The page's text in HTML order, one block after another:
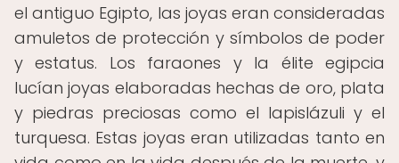
el antiguo Egipto, las joyas eran consideradas
amuletos de protección y símbolos de poder
y estatus. Los faraones y la élite egipcia
lucían joyas elaboradas hechas de oro, plata
y piedras preciosas como el lapislázuli y el
turquesa. Estas joyas eran utilizadas tanto en